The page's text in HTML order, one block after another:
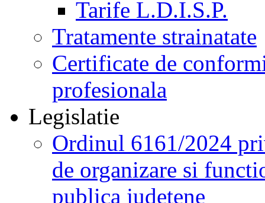
Tarife L.D.I.S.P.
Tratamente strainatate
Certificate de
profesionala
Legislatie
Ordinul 6161/2024
de organizare si
publica judetene